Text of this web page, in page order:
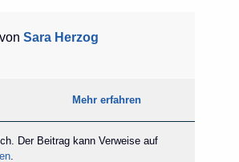
Sara Herzog
Mehr erfahren
Der Beitrag kann Verweise auf
.